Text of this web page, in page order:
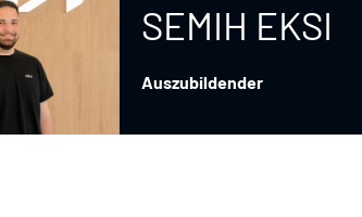
SEMIH EKSI
Auszubildender